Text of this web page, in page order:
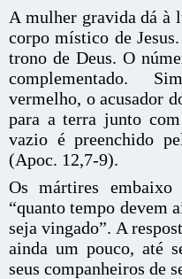
A mulher gravida dá à
corpo místico de
trono de Deus. O
complementado.
vermelho, o acusador
para a terra junto
vazio é preenchido
(Apoc. 12,7-9).
Os mártires
“quanto tempo devem
seja vingado”. A
ainda um pouco, até
seus companheiros de